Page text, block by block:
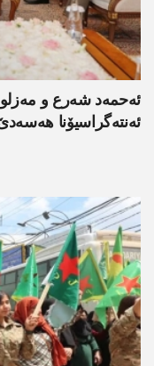
ئەحمەد شەرع و
ئەنتەگراسیۆنا